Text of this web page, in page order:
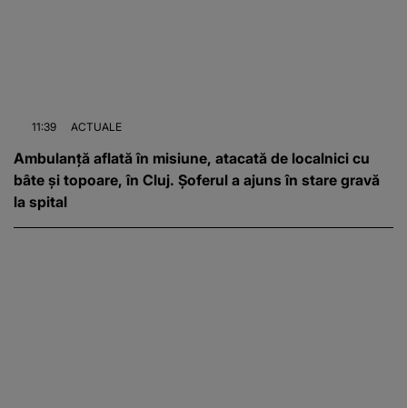
11:39 ACTUALE
Ambulanță aflată în misiune, atacată de localnici cu
bâte și topoare, în Cluj. Șoferul a ajuns în stare gravă
la spital